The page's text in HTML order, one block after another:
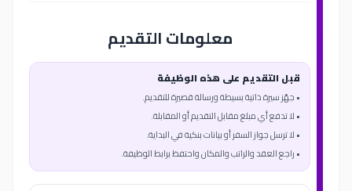
معلومات التقديم
قبل التقديم على هذه الوظيفة
• جهّز سيرة ذاتية بسيطة ورسالة قصيرة للتقديم.
• لا تدفع أي مبلغ مقابل التقديم أو المقابلة.
• لا ترسل جواز السفر أو بيانات بنكية في البداية.
• راجع العقد والراتب والمكان واحتفظ برابط الوظيفة.